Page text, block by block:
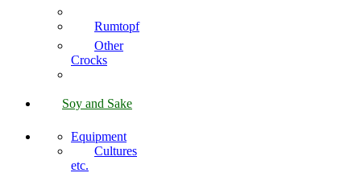
Rumtopf
Other
Crocks
Soy and Sake
Equipment
Cultures
etc.